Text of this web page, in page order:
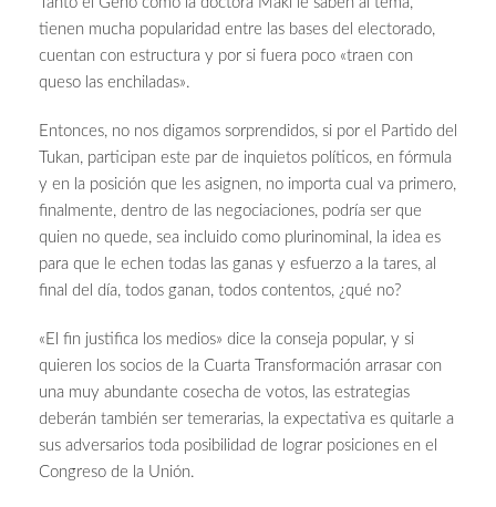
tienen mucha popularidad entre las bases del electorado,
cuentan con estructura y por si fuera poco «traen con
queso las enchiladas».
Entonces, no nos digamos sorprendidos, si por el Partido del
Tukan, participan este par de inquietos políticos, en fórmula
y en la posición que les asignen, no importa cual va primero,
finalmente, dentro de las negociaciones, podría ser que
quien no quede, sea incluido como plurinominal, la idea es
para que le echen todas las ganas y esfuerzo a la tares, al
final del día, todos ganan, todos contentos, ¿qué no?
«El fin justifica los medios» dice la conseja popular, y si
quieren los socios de la Cuarta Transformación arrasar con
una muy abundante cosecha de votos, las estrategias
deberán también ser temerarias, la expectativa es quitarle a
sus adversarios toda posibilidad de lograr posiciones en el
Congreso de la Unión.